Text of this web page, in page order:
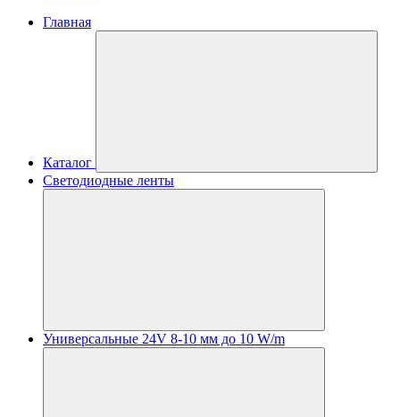
Главная
Каталог
Светодиодные ленты
Универсальные 24V 8-10 мм до 10 W/m